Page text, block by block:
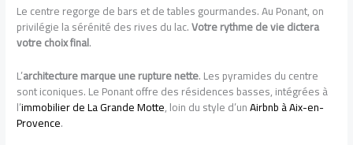
Le centre regorge de bars et de tables gourmandes. Au Ponant, on
privilégie la sérénité des rives du lac.Votre rythme de vie dictera
votre choix final.
L’architecture marque une rupture nette. Les pyramides du centre
sont iconiques. Le Ponant offre des résidences basses, intégrées à
l’immobilier de La Grande Motte, loin du style d’unAirbnb à Aix-en-
Provence.